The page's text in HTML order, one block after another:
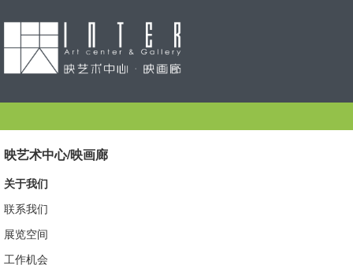
映艺术中心/映画廊
关于我们
联系我们
展览空间
工作机会